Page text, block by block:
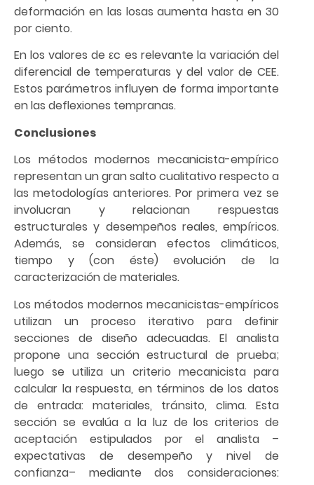
deformación en las losas aumenta hasta en 30
por ciento.
En los valores de εc es relevante la variación del
diferencial de temperaturas y del valor de CEE.
Estos parámetros influyen de forma importante
en las deflexiones tempranas.
Conclusiones
Los métodos modernos mecanicista-empírico
representan un gran salto cualitativo respecto a
las metodologías anteriores. Por primera vez se
involucran y relacionan respuestas
estructurales y desempeños reales, empíricos.
Además, se consideran efectos climáticos,
tiempo y (con éste) evolución de la
caracterización de materiales.
Los métodos modernos mecanicistas-empíricos
utilizan un proceso iterativo para definir
secciones de diseño adecuadas. El analista
propone una sección estructural de prueba;
luego se utiliza un criterio mecanicista para
calcular la respuesta, en términos de los datos
de entrada: materiales, tránsito, clima. Esta
sección se evalúa a la luz de los criterios de
aceptación estipulados por el analista –
expectativas de desempeño y nivel de
confianza– mediante dos consideraciones: